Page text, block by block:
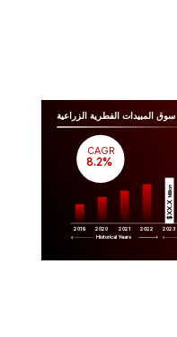
سوق المبيدات الفطرية الزراعية
2019 2020 2021 2022 2023
$XX.X
Million
CAGR
8.2%
Historical Years